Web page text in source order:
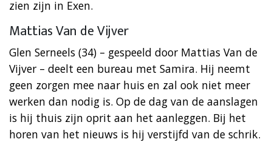
zien zijn in Exen.
Mattias Van de Vijver
Glen Serneels (34) – gespeeld door Mattias Van de
Vijver – deelt een bureau met Samira. Hij neemt
geen zorgen mee naar huis en zal ook niet meer
werken dan nodig is. Op de dag van de aanslagen
is hij thuis zijn oprit aan het aanleggen. Bij het
horen van het nieuws is hij verstijfd van de schrik.